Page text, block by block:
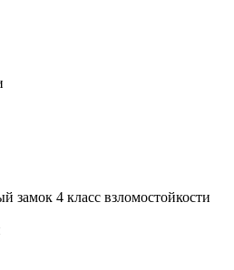
замок 4 класс взломостойкости